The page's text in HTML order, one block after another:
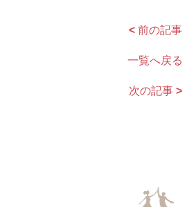
< 前の記事
一覧へ戻る
次の記事>